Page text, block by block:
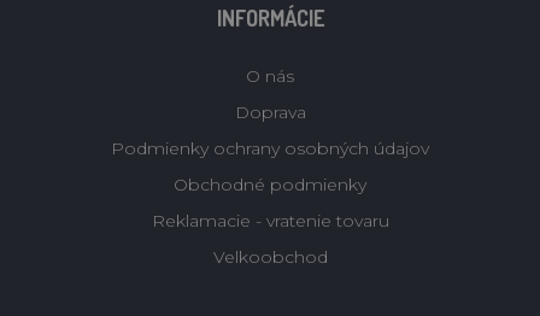
INFORMÁCIE
O nás
Doprava
Podmienky ochrany osobných údajov
Obchodné podmienky
Reklamacie - vratenie tovaru
Velkoobchod